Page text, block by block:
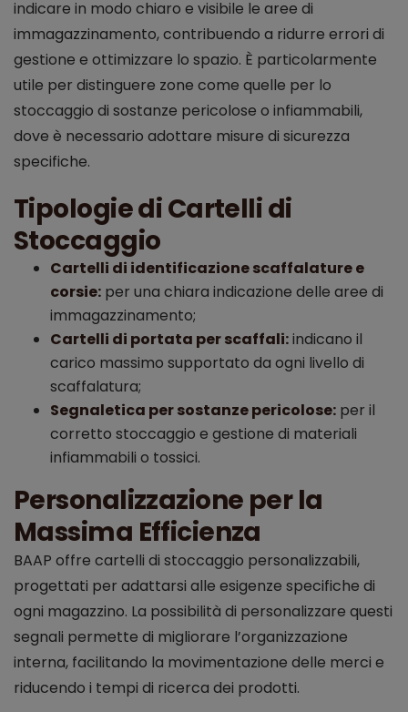
indicare in modo chiaro e visibile le aree di
immagazzinamento, contribuendo a ridurre errori di
gestione e ottimizzare lo spazio. È particolarmente
utile per distinguere zone come quelle per lo
stoccaggio di sostanze pericolose o infiammabili,
dove è necessario adottare misure di sicurezza
specifiche.
Tipologie di Cartelli di
Stoccaggio
Cartelli di identificazione scaffalature e
corsie: per una chiara indicazione delle aree di
immagazzinamento;
Cartelli di portata per scaffali:indicano il
carico massimo supportato da ogni livello di
scaffalatura;
Segnaletica per sostanze pericolose: per il
corretto stoccaggio e gestione di materiali
infiammabili o tossici.
Personalizzazione per la
Massima Efficienza
BAAP offre cartelli di stoccaggio personalizzabili,
progettati per adattarsi alle esigenze specifiche di
ogni magazzino. La possibilità di personalizzare questi
segnali permette di migliorare l’organizzazione
interna, facilitando la movimentazione delle merci e
riducendo i tempi di ricerca dei prodotti.